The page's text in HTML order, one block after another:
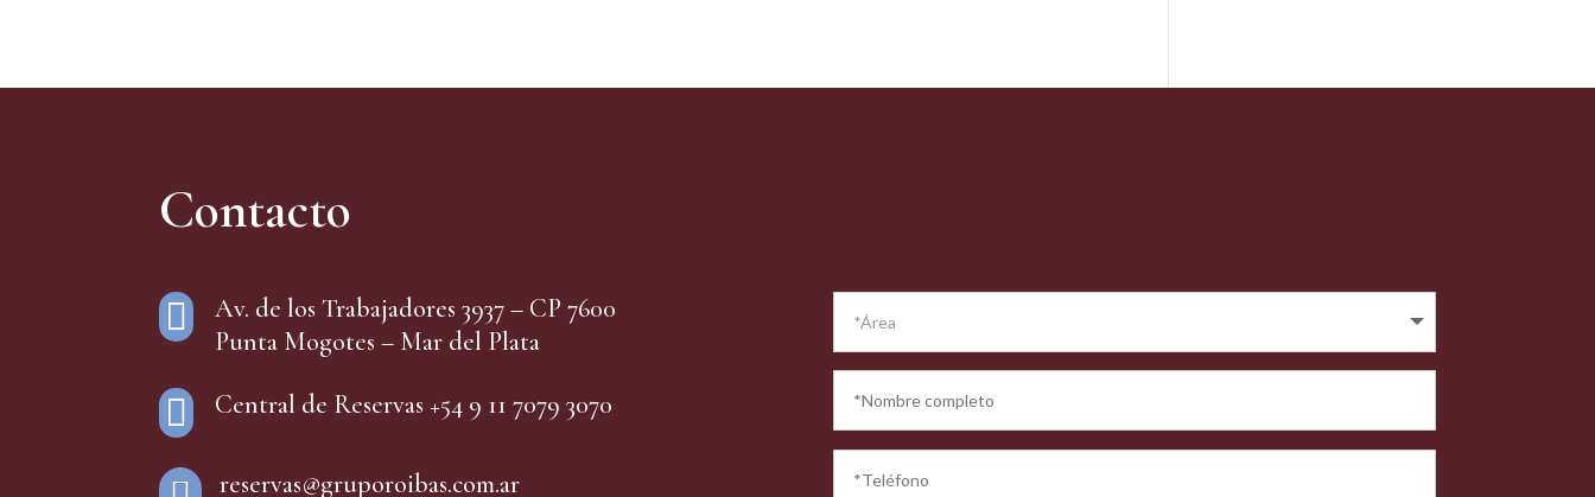
Contacto

Av. de los Trabajadores 3937 – CP 7600
Punta Mogotes – Mar del Plata
 Central de Reservas +54 9 11 7079 3070
reservas@gruporoibas.com.ar